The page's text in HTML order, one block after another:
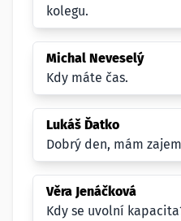
kolegu.
Michal Neveselý
Kdy máte čas.
Lukáš Ďatko
Dobrý den, mám
Věra Jenáčková
Kdy se uvolní